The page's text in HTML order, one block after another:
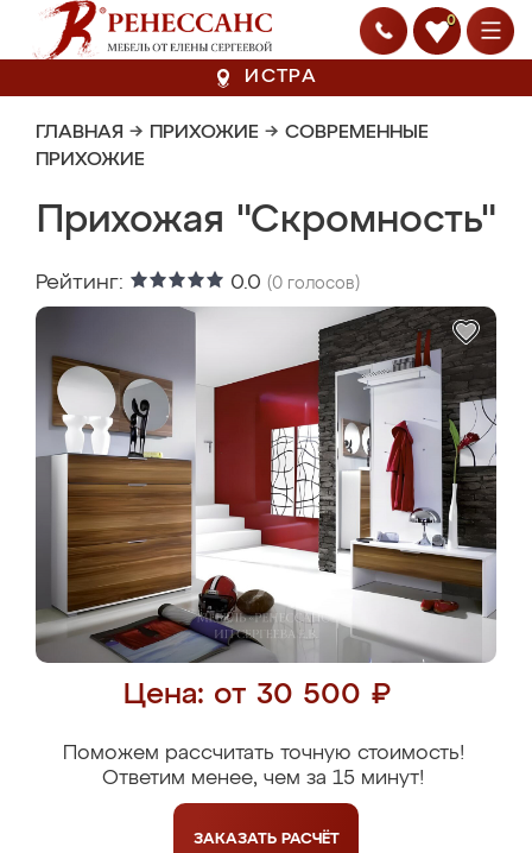
0
ИСТРА
ГЛАВНАЯ → ПРИХОЖИЕ → СОВРЕМЕННЫЕ
ПРИХОЖИЕ
Прихожая "Скромность"
Рейтинг: 0.0 (0 голосов)
Цена: от 30 500 ₽
Поможем рассчитать точную стоимость!
Ответим менее, чем за 15 минут!
ЗАКАЗАТЬ РАСЧЁТ